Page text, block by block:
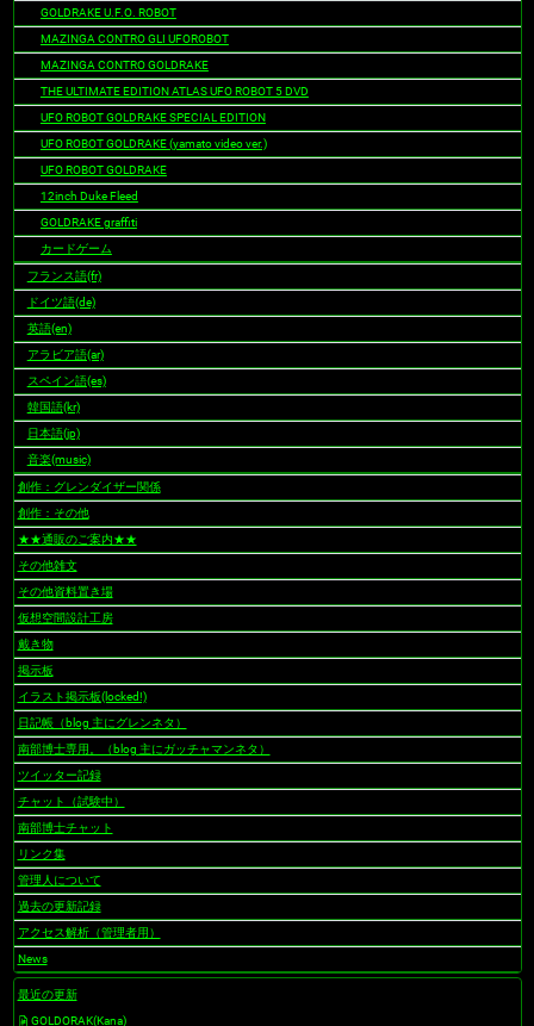
GOLDRAKE U.F.O. ROBOT
MAZINGA CONTRO GLI UFOROBOT
MAZINGA CONTRO GOLDRAKE
THE ULTIMATE EDITION ATLAS UFO ROBOT 5 DVD
UFO ROBOT GOLDRAKE SPECIAL EDITION
UFO ROBOT GOLDRAKE (yamato video ver.)
UFO ROBOT GOLDRAKE
12inch Duke Fleed
GOLDRAKE graffiti
カードゲーム
フランス語(fr)
ドイツ語(de)
英語(en)
アラビア語(ar)
スペイン語(es)
韓国語(kr)
日本語(jp)
音楽(music)
創作：グレンダイザー関係
創作：その他
★★通販のご案内★★
その他雑文
その他資料置き場
仮想空間設計工房
戴き物
掲示板
イラスト掲示板(locked!)
日記帳（blog 主にグレンネタ）
南部博士専用。（blog 主にガッチャマンネタ）
ツイッター記録
チャット（試験中）
南部博士チャット
リンク集
管理人について
過去の更新記録
アクセス解析（管理者用）
News
最近の更新
GOLDORAK(Kana)